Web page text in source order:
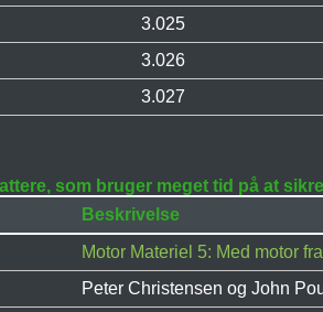
3.025
3.026
3.027
som bruger meget tid på at
Beskrivelse
Motor Materiel 5: Med motor
Peter Christensen og John